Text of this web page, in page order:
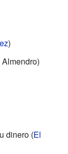
)
dinero (El